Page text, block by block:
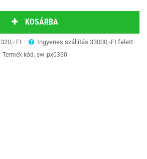
KOSÁRBA
Ft Ingyenes szállítás 33000,-Ft felett
Termék kód: sw_px0360